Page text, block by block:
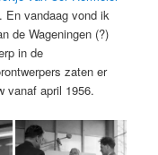
. En vandaag vond ik
de Wageningen (?)
in de
zaten er
vanaf april 1956.